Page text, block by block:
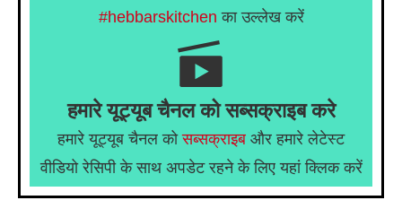
#hebbarskitchen का उल्लेख करें
हमारे यूट्यूब चैनल को सब्सक्राइब करे
हमारे यूट्यूब चैनल कोसब्सक्राइब और हमारे लेटेस्ट
वीडियो रेसिपी के साथ अपडेट रहने के लिए यहां क्लिक करें